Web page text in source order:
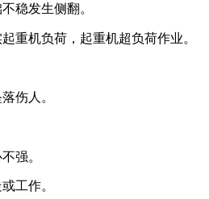
稳发生侧翻。
重机负荷，起重机超负荷作业。
伤人。
强。
工作。